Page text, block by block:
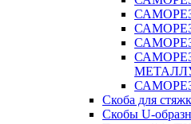
Скоба для
Скобы U-